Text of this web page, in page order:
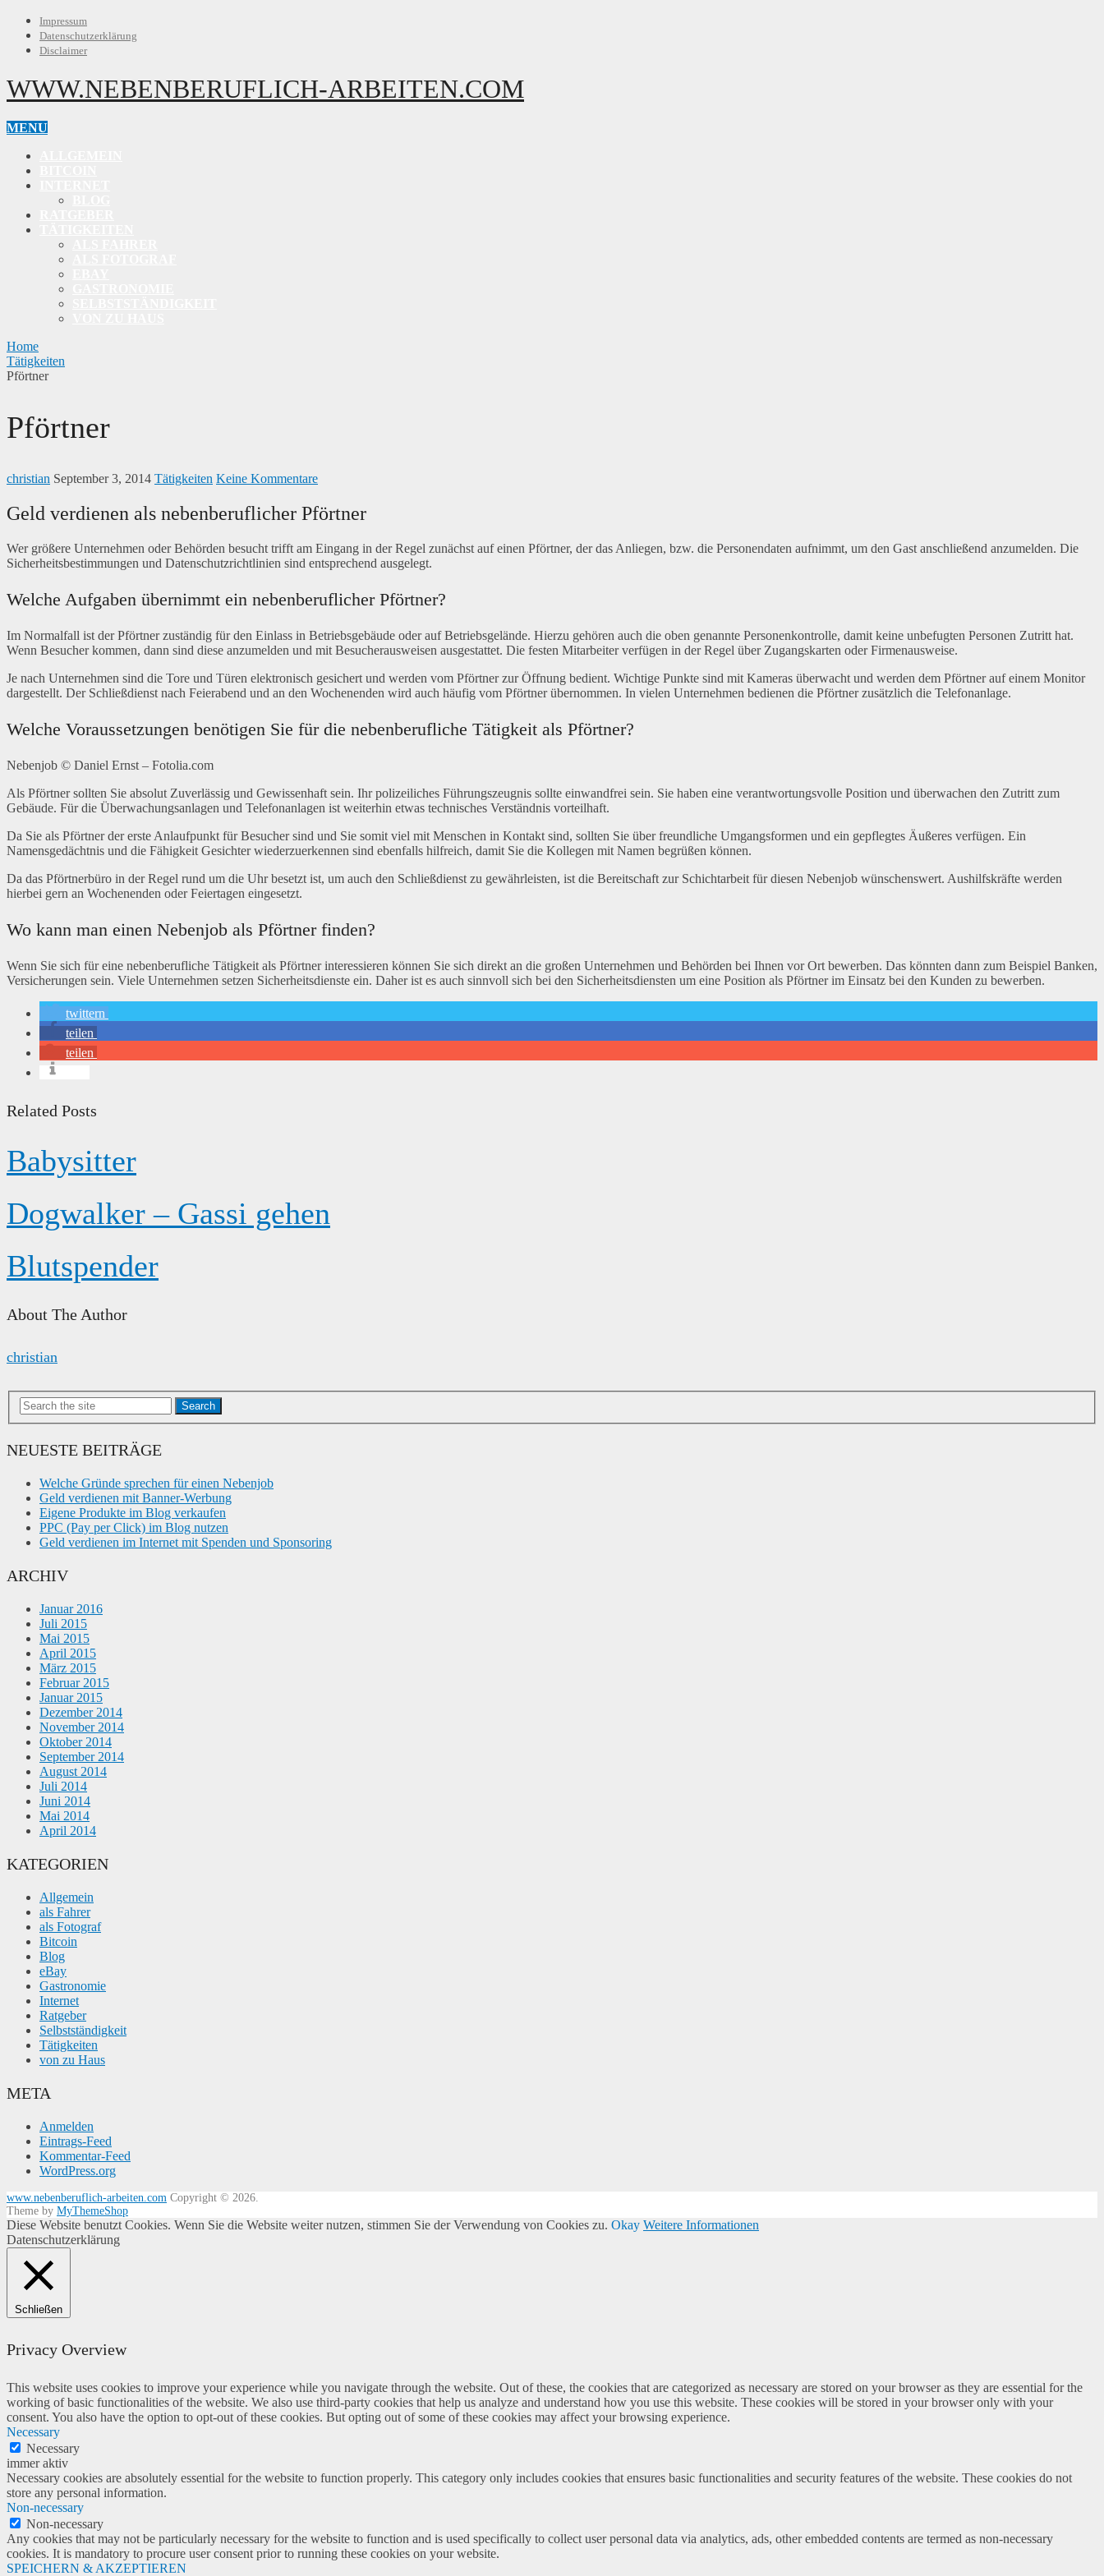
Impressum
Datenschutzerklärung
Disclaimer
WWW.NEBENBERUFLICH-ARBEITEN.COM
MENU
Home
Tätigkeiten
Pförtner
Pförtner
christian September 3, 2014 Tätigkeiten Keine Kommentare
Geld verdienen als nebenberuflicher Pförtner
Wer größere Unternehmen oder Behörden besucht trifft am Eingang in der Regel zunächst auf einen Pförtner, der das Anliegen, bzw. die Personendaten aufnimmt, um den Gast anschließend anzumelden. Die
Sicherheitsbestimmungen und Datenschutzrichtlinien sind entsprechend ausgelegt.
Welche Aufgaben übernimmt ein nebenberuflicher Pförtner?
Im Normalfall ist der Pförtner zuständig für den Einlass in Betriebsgebäude oder auf Betriebsgelände. Hierzu gehören auch die oben genannte Personenkontrolle, damit keine unbefugten Personen Zutritt hat.
Wenn Besucher kommen, dann sind diese anzumelden und mit Besucherausweisen ausgestattet. Die festen Mitarbeiter verfügen in der Regel über Zugangskarten oder Firmenausweise.
Je nach Unternehmen sind die Tore und Türen elektronisch gesichert und werden vom Pförtner zur Öffnung bedient. Wichtige Punkte sind mit Kameras überwacht und werden dem Pförtner auf einem Monitor
dargestellt. Der Schließdienst nach Feierabend und an den Wochenenden wird auch häufig vom Pförtner übernommen. In vielen Unternehmen bedienen die Pförtner zusätzlich die Telefonanlage.
Welche Voraussetzungen benötigen Sie für die nebenberufliche Tätigkeit als Pförtner?
Nebenjob © Daniel Ernst – Fotolia.com
Als Pförtner sollten Sie absolut Zuverlässig und Gewissenhaft sein. Ihr polizeiliches Führungszeugnis sollte einwandfrei sein. Sie haben eine verantwortungsvolle Position und überwachen den Zutritt zum
Gebäude. Für die Überwachungsanlagen und Telefonanlagen ist weiterhin etwas technisches Verständnis vorteilhaft.
Da Sie als Pförtner der erste Anlaufpunkt für Besucher sind und Sie somit viel mit Menschen in Kontakt sind, sollten Sie über freundliche Umgangsformen und ein gepflegtes Äußeres verfügen. Ein
Namensgedächtnis und die Fähigkeit Gesichter wiederzuerkennen sind ebenfalls hilfreich, damit Sie die Kollegen mit Namen begrüßen können.
Da das Pförtnerbüro in der Regel rund um die Uhr besetzt ist, um auch den Schließdienst zu gewährleisten, ist die Bereitschaft zur Schichtarbeit für diesen Nebenjob wünschenswert. Aushilfskräfte werden
hierbei gern an Wochenenden oder Feiertagen eingesetzt.
Wo kann man einen Nebenjob als Pförtner finden?
Wenn Sie sich für eine nebenberufliche Tätigkeit als Pförtner interessieren können Sie sich direkt an die großen Unternehmen und Behörden bei Ihnen vor Ort bewerben. Das könnten dann zum Beispiel Banken,
Versicherungen sein. Viele Unternehmen setzen Sicherheitsdienste ein. Daher ist es auch sinnvoll sich bei den Sicherheitsdiensten um eine Position als Pförtner im Einsatz bei den Kunden zu bewerben.
twittern
teilen
teilen
Related Posts
Babysitter
Dogwalker – Gassi gehen
Blutspender
About The Author
christian
Search
NEUESTE BEITRÄGE
Welche Gründe sprechen für einen Nebenjob
Geld verdienen mit Banner-Werbung
Eigene Produkte im Blog verkaufen
PPC (Pay per Click) im Blog nutzen
Geld verdienen im Internet mit Spenden und Sponsoring
ARCHIV
Januar 2016
Juli 2015
Mai 2015
April 2015
März 2015
Februar 2015
Januar 2015
Dezember 2014
November 2014
Oktober 2014
September 2014
August 2014
Juli 2014
Juni 2014
Mai 2014
April 2014
KATEGORIEN
Allgemein
als Fahrer
als Fotograf
Bitcoin
Blog
eBay
Gastronomie
Internet
Ratgeber
Selbstständigkeit
Tätigkeiten
von zu Haus
META
Anmelden
Eintrags-Feed
Kommentar-Feed
WordPress.org
www.nebenberuflich-arbeiten.com Copyright © 2026.
Theme by MyThemeShop
Diese Website benutzt Cookies. Wenn Sie die Website weiter nutzen, stimmen Sie der Verwendung von Cookies zu. Okay Weitere Informationen
Datenschutzerklärung
Schließen
Privacy Overview
This website uses cookies to improve your experience while you navigate through the website. Out of these, the cookies that are categorized as necessary are stored on your browser as they are essential for the
working of basic functionalities of the website. We also use third-party cookies that help us analyze and understand how you use this website. These cookies will be stored in your browser only with your
consent. You also have the option to opt-out of these cookies. But opting out of some of these cookies may affect your browsing experience.
Necessary
Necessary
immer aktiv
Necessary cookies are absolutely essential for the website to function properly. This category only includes cookies that ensures basic functionalities and security features of the website. These cookies do not
store any personal information.
Non-necessary
Non-necessary
Any cookies that may not be particularly necessary for the website to function and is used specifically to collect user personal data via analytics, ads, other embedded contents are termed as non-necessary
cookies. It is mandatory to procure user consent prior to running these cookies on your website.
SPEICHERN & AKZEPTIEREN